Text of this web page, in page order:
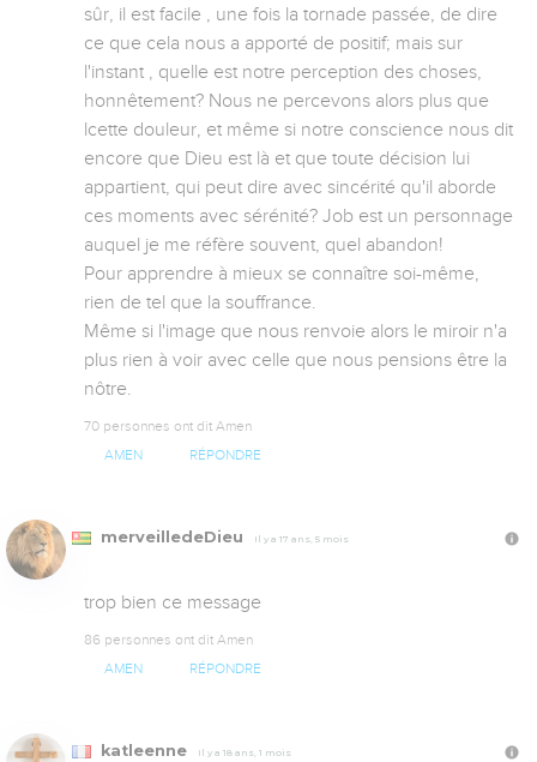
sûr, il est facile , une fois la tornade passée, de dire
ce que cela nous a apporté de positif; mais sur
l'instant , quelle est notre perception des choses,
honnêtement? Nous ne percevons alors plus que
lcette douleur, et même si notre conscience nous dit
encore que Dieu est là et que toute décision lui
appartient, qui peut dire avec sincérité qu'il aborde
ces moments avec sérénité? Job est un personnage
auquel je me réfère souvent, quel abandon!
Pour apprendre à mieux se connaître soi-même,
rien de tel que la souffrance.
Même si l'image que nous renvoie alors le miroir n'a
plus rien à voir avec celle que nous pensions être la
nôtre.
70 personnes ont dit Amen
AMEN RÉPONDRE
merveilledeDieu Il y a 17 ans, 5 mois
trop bien ce message
86 personnes ont dit Amen
AMEN RÉPONDRE
katleenne Il y a 18 ans, 1 mois